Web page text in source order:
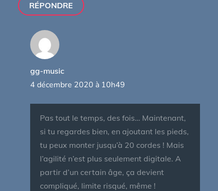
RÉPONDRE
gg-music
4 décembre 2020 à 10h49
Pas tout le temps, des fois… Maintenant,
si tu regardes bien, en ajoutant les pieds,
tu peux monter jusqu’à 20 cordes ! Mais
l’agilité n’est plus seulement digitale. A
partir d’un certain âge, ça devient
compliqué, limite risqué, même !